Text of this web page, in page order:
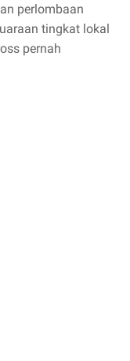
perlombaan
tingkat lokal
pernah